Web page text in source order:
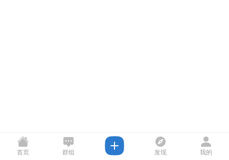
首页 群组 发现 我的